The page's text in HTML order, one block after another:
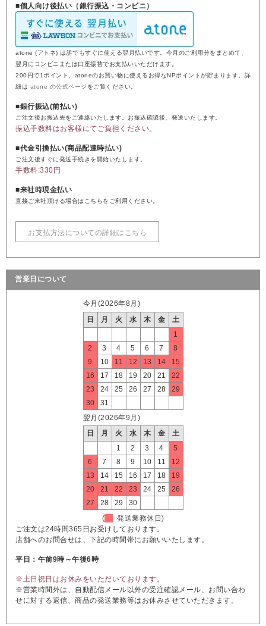
■個人向け後払い（銀行振込・コンビニ）
atone (アトネ) は誰でもすぐに使える翌月払いです。今月のご利用分をまとめて、
翌月にコンビニまたは口座振替でお支払いいただけます。
200円で1ポイント、atoneのお買い物に使えるお得なNPポイントが貯まります。詳
細は atone の公式ページ をご覧ください。
■銀行振込(前払い)
ご注文後お振込先をご連絡いたします。お振込確認後、発送いたします。
振込手数料はお客様にてご負担ください。
■代金引換払い(商品配達時払い)
ご注文後すぐに発送手続きを開始いたします。
手数料:330円
■来社時現金払い
直接ご来社頂ける場合はこちらをご利用ください。
お支払方法についての詳細はこちら
営業日について
今月(2026年8月)
日
月 火 水 木 金
土
1
2
3 4 5 6 7
8
9
10 11 12 13 14
15
16
17 18 19 20 21
22
23
24 25 26 27 28
29
30
31
翌月(2026年9月)
日
月 火 水 木 金
土
1
2 3 4
5
6
7 8 9 10 11
12
13
14 15 16 17 18
19
20
21 22 23 24 25
26
27
28 29
30
(
発送業務休日)
ご注文は24時間365日お受けしております。
店舗へのお問合せは、下記の時間帯にお願いいたします。
平日：午前9時～午後6時
※土日祝日はお休みをいただいております。
※営業時間外は、自動配信メール以外の受注確認メール、お問い合わ
せに対する返信、商品の発送業務等はお休みさせていただきます。